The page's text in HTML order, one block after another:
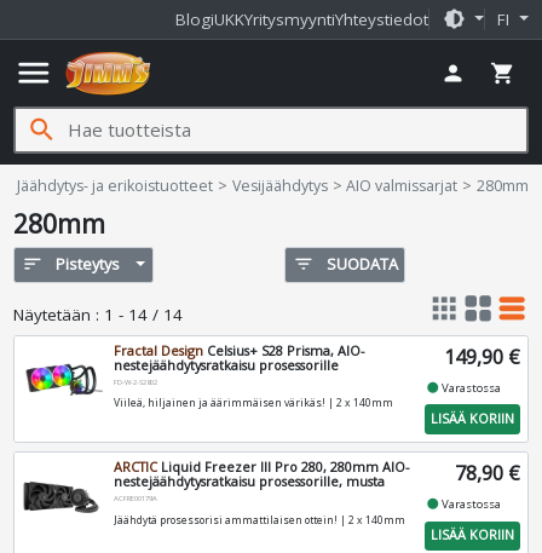
BlogiUKKYritysmyyntiYhteystiedot brightness_medium FI
menu person shopping_cart
search
Jimms.fi
Jäähdytys- ja erikoistuotteet Vesijäähdytys AIO valmissarjat 280mm
280mm
sort Pisteytys filter_list SUODATA
Näytetään : 1 - 14 / 14 apps grid_view table_rows
Fractal Design Celsius+ S28 Prisma, AIO-
nestejäähdytysratkaisu prosessorille
FD-W-2-S2802
Viileä, hiljainen ja äärimmäisen värikäs! | 2 x 140mm
149,90 €
fiber_manual_recordVarastossa
LISÄÄ KORIIN
ARCTICLiquid Freezer III Pro 280, 280mm AIO-
nestejäähdytysratkaisu prosessorille, musta
ACFRE00179A
Jäähdytä prosessorisi ammattilaisen ottein! | 2 x 140mm
78,90 €
fiber_manual_recordVarastossa
LISÄÄ KORIIN